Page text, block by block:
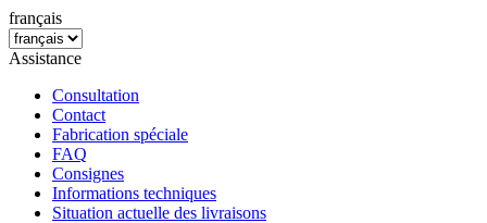
français
Assistance
Consultation
Contact
Fabrication spéciale
FAQ
Consignes
Informations techniques
Situation actuelle des livraisons